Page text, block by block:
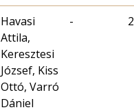
Havasi
Attila,
Keresztesi
József, Kiss
Ottó, Varró
Dániel
-